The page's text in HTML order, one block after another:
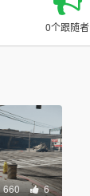
0个跟随者
660 6